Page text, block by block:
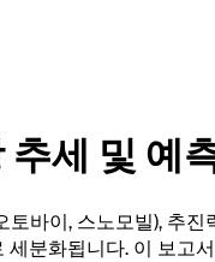
추세 및
바이, 스노모빌), 추
분화됩니다. 이 보